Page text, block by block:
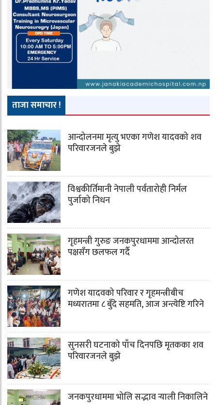
ताजा समाचार !
आन्दोलनमा मृत्यु भएका गणेश यादवको शव
परिवारजनले बुझे
विश्वकीर्तिमानी नेपाली पर्वतारोही निर्मल
पुर्जाको निधन
गृहमन्त्री गुरुङ जनकपुरधाममा आन्दोलरत
पक्षसँग छलफल गर्दै
गणेश यादवको परिवार र गृहमन्त्रीबीच
मध्यरातमा ८ बुँदे सहमति, आज अन्त्येष्टि गरिने
सुनसरी घटनाको पाँच दिनपछि मृतकका शव
परिवारजनले बुझे
जनकपुरधाममा भोलि सद्भाव र्‍याली निकालिने